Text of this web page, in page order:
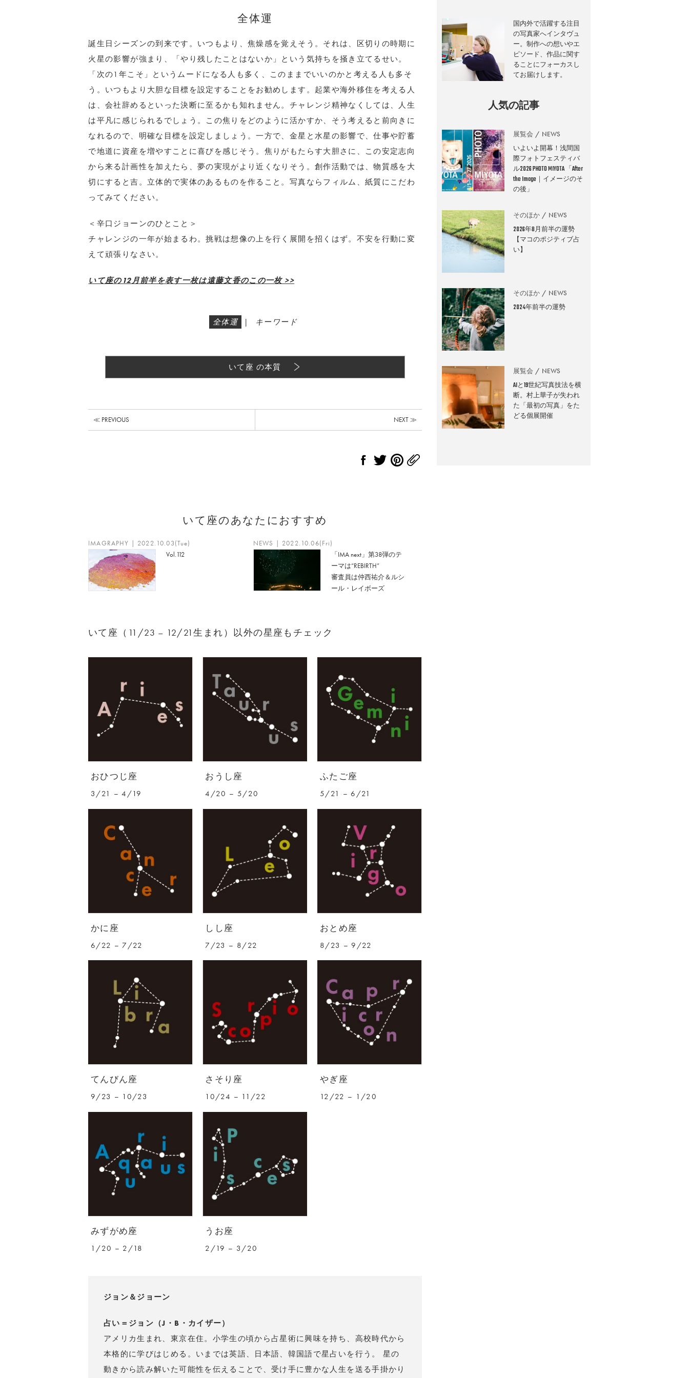
全体運
誕生日シーズンの到来です。いつもより、焦燥感を覚えそう。それは、区切りの時期に
火星の影響が強まり、「やり残したことはないか」という気持ちを掻き立てるせい。
「次の1年こそ」というムードになる人も多く、このままでいいのかと考える人も多そ
う。いつもより大胆な目標を設定することをお勧めします。起業や海外移住を考える人
は、会社辞めるといった決断に至るかも知れません。チャレンジ精神なくしては、人生
は平凡に感じられるでしょう。この焦りをどのように活かすか、そう考えると前向きに
なれるので、明確な目標を設定しましょう。一方で、金星と水星の影響で、仕事や貯蓄
で地道に資産を増やすことに喜びを感じそう。焦りがもたらす大胆さに、この安定志向
から来る計画性を加えたら、夢の実現がより近くなりそう。創作活動では、物質感を大
切にすると吉。立体的で実体のあるものを作ること。写真ならフィルム、紙質にこだわ
ってみてください。
＜辛口ジョーンのひとこと＞
チャレンジの一年が始まるわ。挑戦は想像の上を行く展開を招くはず。不安を行動に変
えて頑張りなさい。
いて座の12月前半を表す一枚は遠藤文香のこの一枚 >>
全体運 | キーワード
いて座 の本質
≪ PREVIOUS NEXT ≫
いて座のあなたにおすすめ
IMAGRAPHY | 2022.10.03(Tue)
Vol.112
NEWS | 2022.10.06(Fri)
「IMA next」第38弾のテ
ーマは“REBIRTH”
審査員は仲西祐介＆ルシ
ール・レイボーズ
いて座（11/23 – 12/21生まれ）以外の星座もチェック
おひつじ座
3/21 – 4/19
おうし座
4/20 – 5/20
ふたご座
5/21 – 6/21
かに座
6/22 – 7/22
しし座
7/23 – 8/22
おとめ座
8/23 – 9/22
てんびん座
9/23 – 10/23
さそり座
10/24 – 11/22
やぎ座
12/22 – 1/20
みずがめ座
1/20 – 2/18
うお座
2/19 – 3/20
ジョン＆ジョーン
占い＝ジョン（J・B・カイザー）
アメリカ生まれ、東京在住。小学生の頃から占星術に興味を持ち、高校時代から
本格的に学びはじめる。いまでは英語、日本語、韓国語で星占いを行う。 星の
動きから読み解いた可能性を伝えることで、受け手に豊かな人生を送る手掛かり
国内外で活躍する注目
の写真家へインタヴュ
ー。制作への想いやエ
ピソード、作品に関す
ることにフォーカスし
てお届けします。
人気の記事
展覧会 NEWS
いよいよ開幕！浅間国
際フォトフェスティバ
ル2026 PHOTO MIYOTA 「After
the Image｜イメージのそ
の後」
そのほか NEWS
2026年8月前半の運勢
【マコのポジティブ占
い】
そのほか NEWS
2024年前半の運勢
展覧会 NEWS
AIと19世紀写真技法を横
断。村上華子が失われ
た「最初の写真」をた
どる個展開催